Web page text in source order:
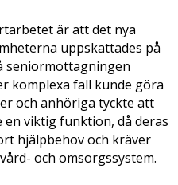
är att det nya
uppskattades på
seniormottagningen
komplexa fall kunde göra
och anhöriga tyckte att
viktig funktion, då deras
hjälpbehov och kräver
och omsorgssystem.